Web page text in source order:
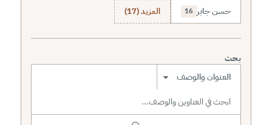
حسن جابر 16 المزيد (17)
بحث
نطاق البحث